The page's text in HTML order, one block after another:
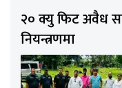
२० क्यु फिट अवैध
नियन्त्रणमा